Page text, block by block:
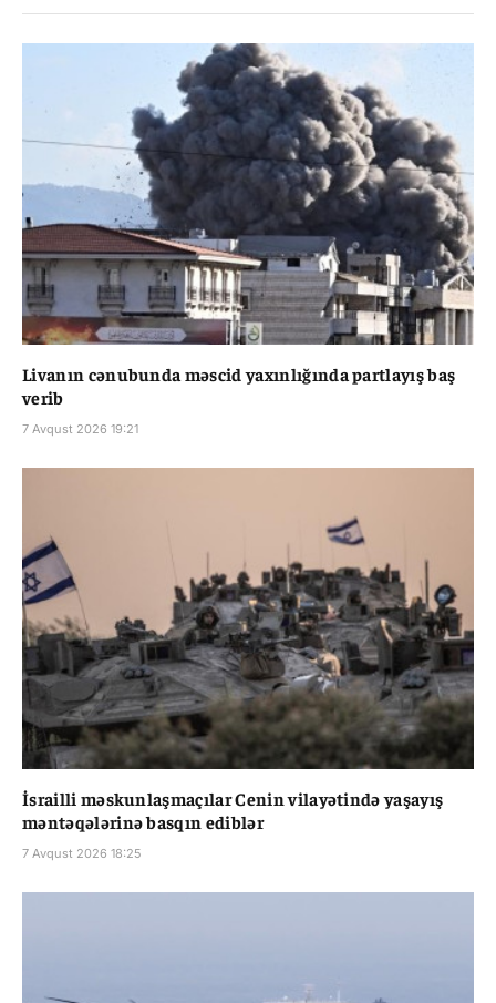
Livanın cənubunda məscid yaxınlığında partlayış baş
verib
7 Avqust 2026 19:21
İsrailli məskunlaşmaçılar Cenin vilayətində yaşayış
məntəqələrinə basqın ediblər
7 Avqust 2026 18:25